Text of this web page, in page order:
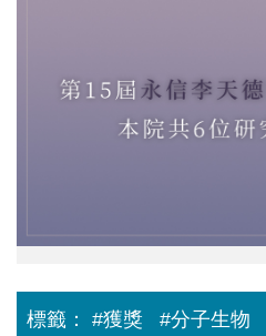
標籤： #獲獎 #分子生物